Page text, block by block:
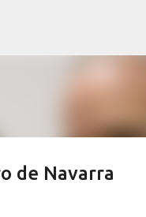
de Navarra